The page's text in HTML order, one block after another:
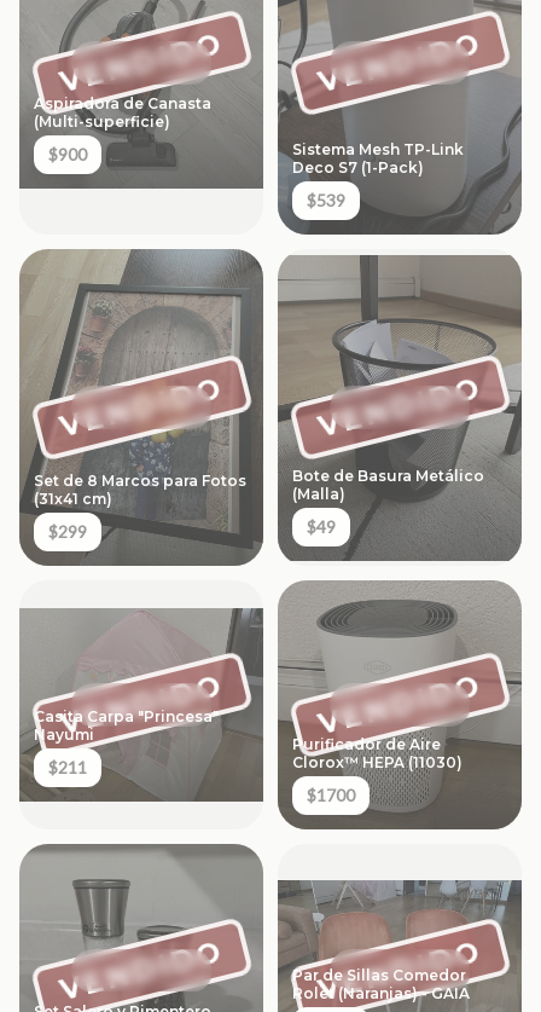
VENDIDO
Aspiradora de Canasta
(Multi-superficie)
$900
VENDIDO
Sistema Mesh TP-Link
Deco S7 (1-Pack)
$539
VENDIDO
Set de 8 Marcos para Fotos
(31x41 cm)
$299
VENDIDO
Bote de Basura Metálico
(Malla)
$49
VENDIDO
Casita Carpa "Princesa"
Nayumi
$211
VENDIDO
Purificador de Aire
Clorox™ HEPA (11030)
$1700
VENDIDO VENDIDO
Par de Sillas Comedor
Rolet (Naranjas) - GAIA